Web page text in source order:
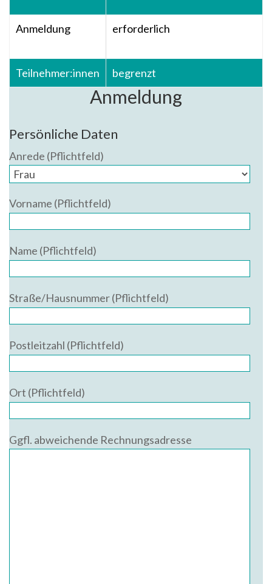
Anmeldung erforderlich
Teilnehmer:innen begrenzt
Anmeldung
Persönliche Daten
Anrede (Pflichtfeld)
Vorname (Pflichtfeld)
Name (Pflichtfeld)
Straße/Hausnummer (Pflichtfeld)
Postleitzahl (Pflichtfeld)
Ort (Pflichtfeld)
Ggfl. abweichende Rechnungsadresse